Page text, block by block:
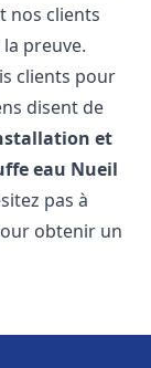
nos clients
preuve.
clients pour
disent de
et
eau Nueil
pas à
obtenir un